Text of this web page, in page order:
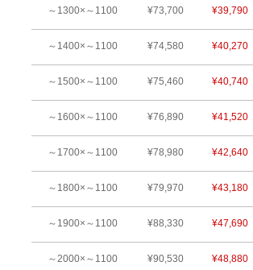
～1300×～1100 ¥73,700 ¥39,790
～1400×～1100 ¥74,580 ¥40,270
～1500×～1100 ¥75,460 ¥40,740
～1600×～1100 ¥76,890 ¥41,520
～1700×～1100 ¥78,980 ¥42,640
～1800×～1100 ¥79,970 ¥43,180
～1900×～1100 ¥88,330 ¥47,690
～2000×～1100 ¥90,530 ¥48,880